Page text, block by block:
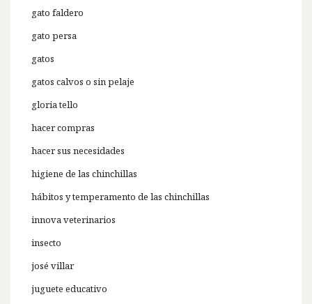
gato faldero
gato persa
gatos
gatos calvos o sin pelaje
gloria tello
hacer compras
hacer sus necesidades
higiene de las chinchillas
hábitos y temperamento de las chinchillas
innova veterinarios
insecto
josé villar
juguete educativo